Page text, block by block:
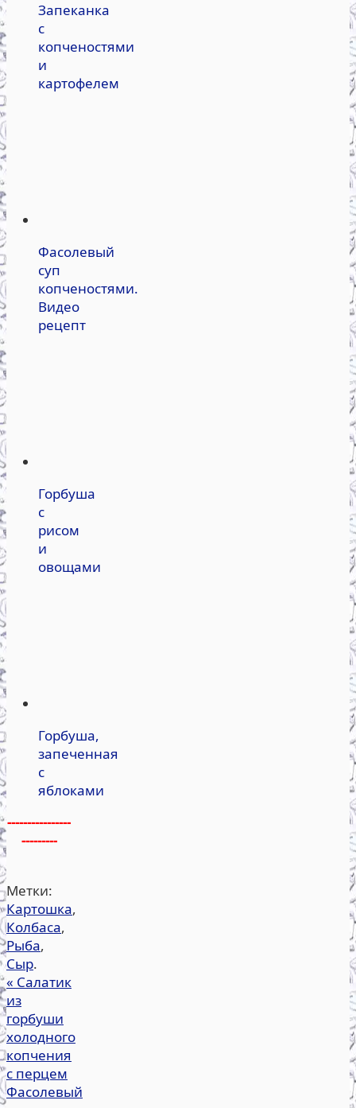
Запеканка
с
копченостями
и
картофелем
Фасолевый
суп
копченостями.
Видео
рецепт
Горбуша
с
рисом
и
овощами
Горбуша,
запеченная
с
яблоками
----------------
---------
Метки:
Картошка,
Колбаса,
Рыба,
Сыр.
« Салатик
из
горбуши
холодного
копчения
с перцем
Фасолевый